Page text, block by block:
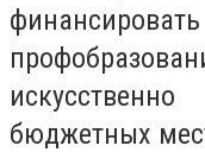
бюджетных